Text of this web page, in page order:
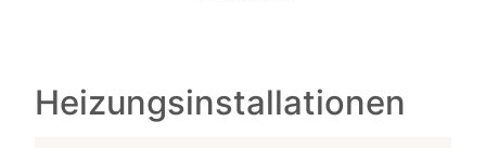
Heizungsinstallationen